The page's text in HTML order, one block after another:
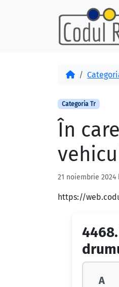
Acasă
Categoria Tr
În
21 noiembrie 2024
https://
4468.
A